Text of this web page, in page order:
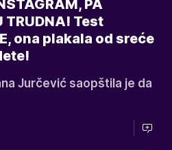
PA
TRUDNA! Test
ona plakala od sreće
Jurčević saopštila je da